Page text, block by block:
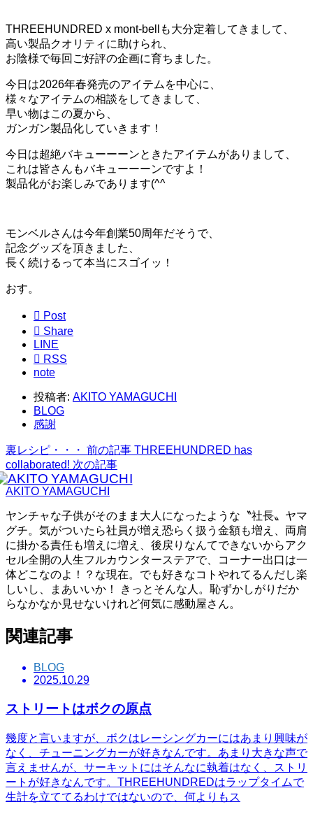
THREEHUNDRED x mont-bellも大分定着してきまして、
高い製品クオリティに助けられ、
お陰様で毎回ご好評の企画に育ちました。
今日は2026年春発売のアイテムを中心に、
様々なアイテムの相談をしてきまして、
早い物はこの夏から、
ガンガン製品化していきます！
今日は超絶バキューーーンときたアイテムがありまして、
これは皆さんもバキューーーンですよ！
製品化がお楽しみであります(^^ゞ
モンベルさんは今年創業50周年だそうで、
記念グッズを頂きました、
長く続けるって本当にスゴイッ！
おす。
 Post
 Share
LINE
 RSS
note
投稿者: AKITO YAMAGUCHI
BLOG
感謝
裏レシピ・・・ 前の記事 THREEHUNDRED has
collaborated! 次の記事
AKITO YAMAGUCHI
ヤンチャな子供がそのまま大人になったような〝社長〟ヤマ
グチ。気がついたら社員が増え恐らく扱う金額も増え、両肩
に掛かる責任も増えに増え、後戻りなんてできないからアク
セル全開の人生フルカウンターステアで、コーナー出口は一
体どこなのよ！？な現在。でも好きなコトやれてるんだし楽
しいし、まあいいか！ きっとそんな人。恥ずかしがりだか
らなかなか見せないけれど何気に感動屋さん。
関連記事
BLOG
2025.10.29
ストリートはボクの原点
幾度と言いますが、ボクはレーシングカーにはあまり興味が
なく、チューニングカーが好きなんです。あまり大きな声で
言えませんが、サーキットにはそんなに執着はなく、ストリ
ートが好きなんです。THREEHUNDREDはラップタイムで
生計を立ててるわけではないので、何よりもス